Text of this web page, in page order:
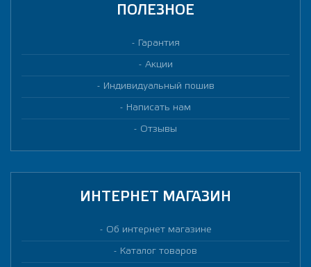
ПОЛЕЗНОЕ
Гарантия
Акции
Индивидуальный пошив
Написать нам
Отзывы
ИНТЕРНЕТ МАГАЗИН
Об интернет магазине
Каталог товаров